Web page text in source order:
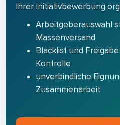
Ihrer Initiativbewerbung
Arbeitgeberauswahl
Massenversand
Blacklist und
Kontrolle
unverbindliche
Zusammenarbeit